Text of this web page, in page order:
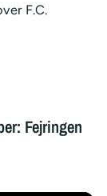
F.C.
Fejringen